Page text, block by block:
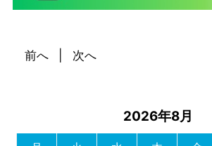
前へ 次へ
2026年8月